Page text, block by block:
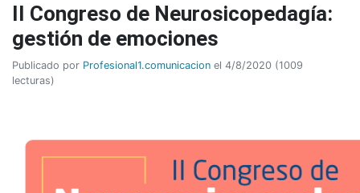
II Congreso de Neurosicopedagía:
gestión de emociones
Publicado por Profesional1.comunicacion el 4/8/2020 (1009
lecturas)